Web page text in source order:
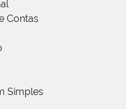
Contas
Simples